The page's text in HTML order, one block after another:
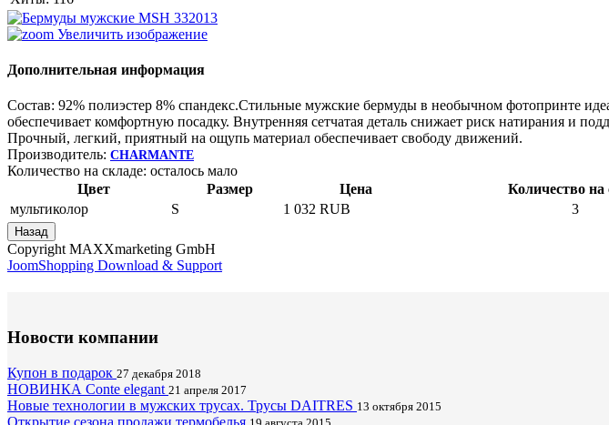
Увеличить изображение
Дополнительная информация
Состав: 92% полиэстер 8% спандекс.Стильные мужские бермуды в необычном фотопринте
обеспечивает комфортную посадку. Внутренняя сетчатая деталь снижает риск натирания и
Прочный, легкий, приятный на ощупь материал обеспечивает свободу движений.
Производитель: CHARMANTE
Количество на складе: осталось мало
Цвет
Размер Цена Количество на
мультиколор
S 1 032 RUB 3
Copyright MAXXmarketing GmbH
JoomShopping Download & Support
Новости компании
Купон в подарок 27 декабря 2018
НОВИНКА Conte elegant 21 апреля 2017
Новые технологии в мужских трусах. Трусы DAITRES 13 октября 2015
Открытие сезона продажи термобелья